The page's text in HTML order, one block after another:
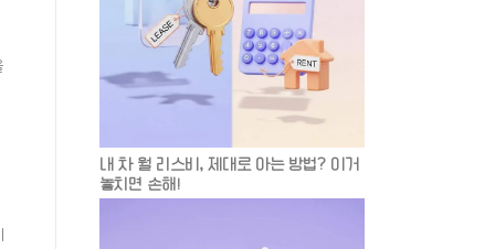
내 차 월 리스비, 제대로 아는 방법? 이거
놓치면 손해!